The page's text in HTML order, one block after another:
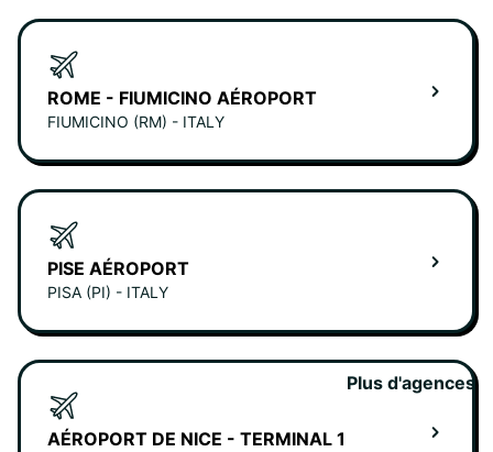
ROME - FIUMICINO AÉROPORT
FIUMICINO (RM) - ITALY
PISE AÉROPORT
PISA (PI) - ITALY
AÉROPORT DE NICE - TERMINAL 1
Plus d'agences